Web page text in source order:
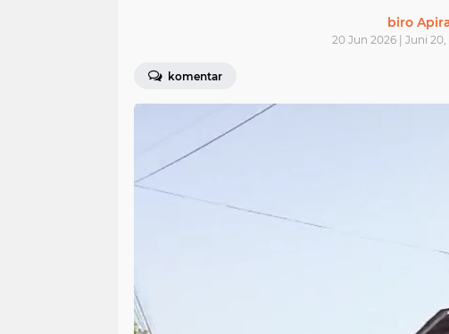
biro
20 Jun 2026 | Juni 20,
komentar